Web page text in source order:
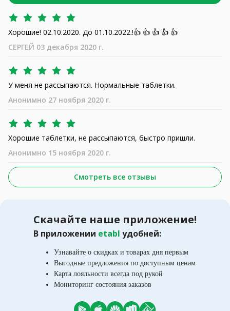
Хорошие! 02.10.2020. До 01.10.2022.!👍 👍 👍 👍 👍
СЕРГЕЙ 03 декабря 2020 г.
У меня не рассыпаются. Нормальные таблетки.
Анонимно 27 ноября 2020 г.
Хорошие таблетки, не рассыпаются, быстро пришли.
Анонимно 15 ноября 2020 г.
Смотреть все отзывы
Скачайте наше приложение!
В приложении etabl удобней:
Узнавайте о скидках и товарах дня первым
Выгодные предложения по доступным ценам
Карта лояльности всегда под рукой
Мониторинг состояния заказов